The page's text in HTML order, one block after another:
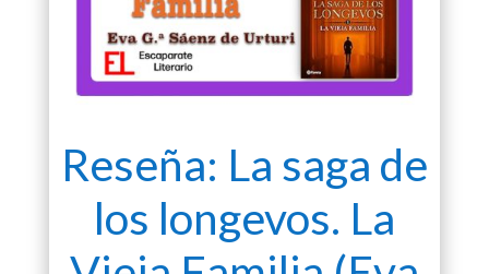
Reseña: La saga de
los longevos. La